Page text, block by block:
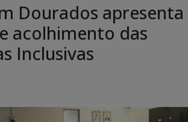
Dourados apresenta
acolhimento das
Inclusivas